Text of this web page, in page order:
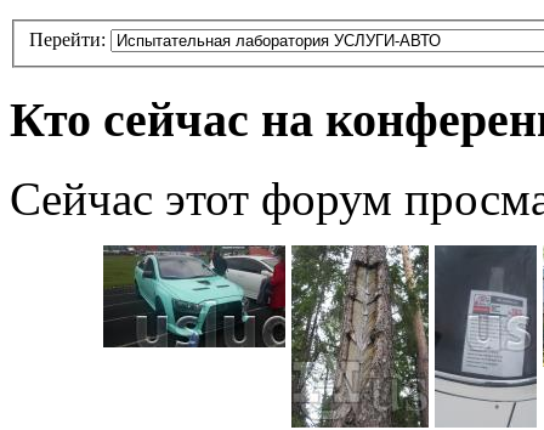
Перейти:
Кто сейчас на
Сейчас этот форум